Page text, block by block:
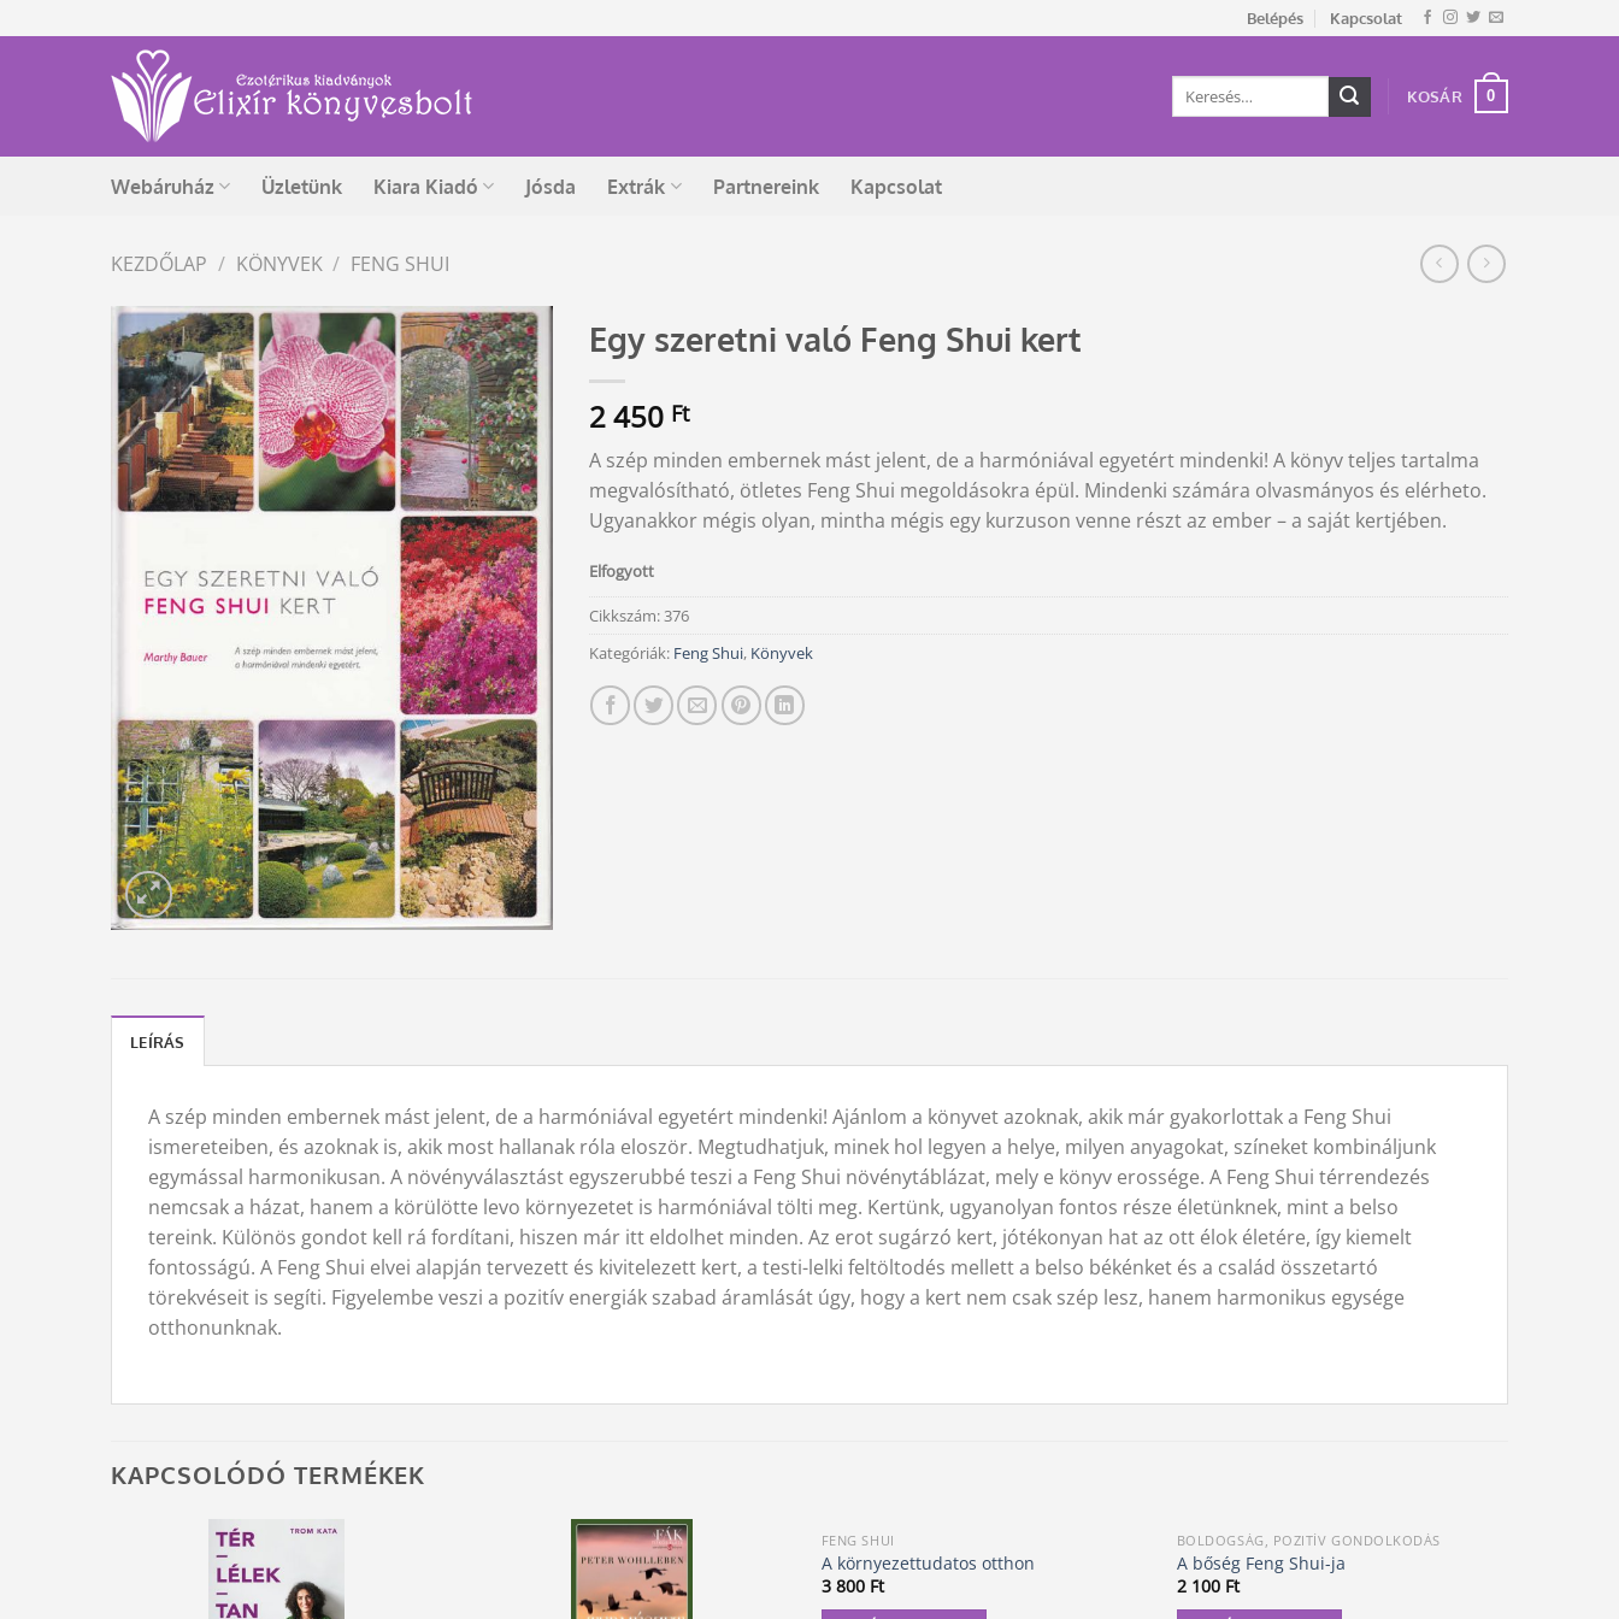
to
Belépés Kapcsolat
Keresés
KOSÁR 0
Webáruház Üzletünk Kiara Kiadó Jósda Extrák Partnereink Kapcsolat
KEZDŐLAP / KÖNYVEK / FENG SHUI
Egy szeretni való Feng Shui kert
2 450 Ft
A szép minden embernek mást jelent, de a harmóniával egyetért mindenki! A könyv teljes tartalma
megvalósítható, ötletes Feng Shui megoldásokra épül. Mindenki számára olvasmányos és elérheto.
Ugyanakkor mégis olyan, mintha mégis egy kurzuson venne részt az ember – a saját kertjében.
Elfogyott
Cikkszám: 376
Kategóriák: Feng Shui, Könyvek
LEÍRÁS
A szép minden embernek mást jelent, de a harmóniával egyetért mindenki! Ajánlom a könyvet azoknak, akik már gyakorlottak a Feng Shui
ismereteiben, és azoknak is, akik most hallanak róla eloször. Megtudhatjuk, minek hol legyen a helye, milyen anyagokat, színeket kombináljunk
egymással harmonikusan. A növényválasztást egyszerubbé teszi a Feng Shui növénytáblázat, mely e könyv erossége. A Feng Shui térrendezés
nemcsak a házat, hanem a körülötte levo környezetet is harmóniával tölti meg. Kertünk, ugyanolyan fontos része életünknek, mint a belso
tereink. Különös gondot kell rá fordítani, hiszen már itt eldolhet minden. Az erot sugárzó kert, jótékonyan hat az ott élok életére, így kiemelt
fontosságú. A Feng Shui elvei alapján tervezett és kivitelezett kert, a testi-lelki feltöltodés mellett a belso békénket és a család összetartó
törekvéseit is segíti. Figyelembe veszi a pozitív energiák szabad áramlását úgy, hogy a kert nem csak szép lesz, hanem harmonikus egysége
otthonunknak.
KAPCSOLÓDÓ TERMÉKEK
FENG SHUI
A környezettudatos otthon
3 800 Ft
BOLDOGSÁG, POZITÍV GONDOLKODÁS
A bőség Feng Shui-ja
2 100 Ft